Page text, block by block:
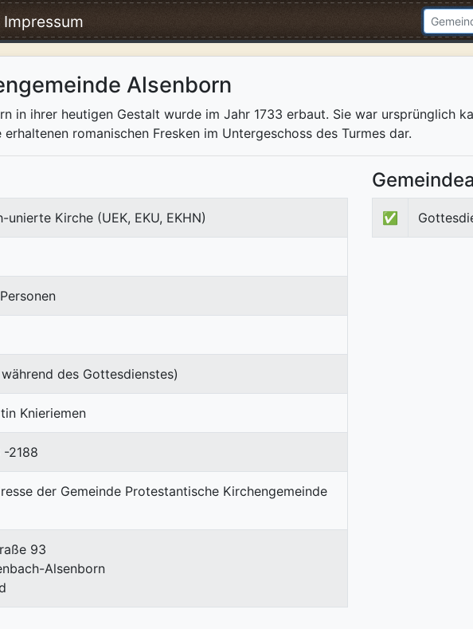
Impressum
Alsenborn
in ihrer heutigen Gestalt wurde im Jahr 1733 erbaut. Sie war ursprünglich
romanischen Fresken im Untergeschoss des Turmes dar.
unierte Kirche (UEK, EKU, EKHN)
des Gottesdienstes)
Knieriemen
2188
93
Alsenborn
✅